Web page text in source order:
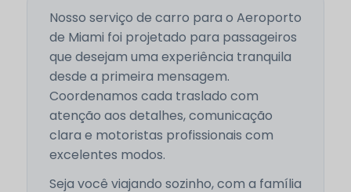
Nosso serviço de carro para o Aeroporto
de Miami foi projetado para passageiros
que desejam uma experiência tranquila
desde a primeira mensagem.
Coordenamos cada traslado com
atenção aos detalhes, comunicação
clara e motoristas profissionais com
excelentes modos.
Seja você viajando sozinho, com a família